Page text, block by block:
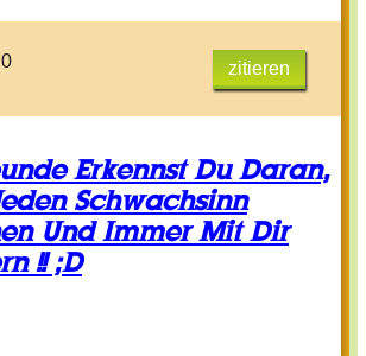
zitieren
Erkennst Du Daran,
Schwachsinn
Und Immer Mit Dir
!! ;D